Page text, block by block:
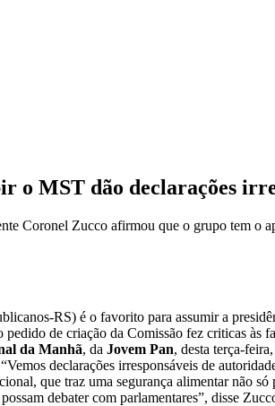
o MST dão declarações
Coronel Zucco afirmou que o grupo tem o
RS) é o favorito para assumir a
de criação da Comissão fez criticas às
da Manhã, da Jovem Pan, desta terça-
declarações irresponsáveis de
que traz uma segurança alimentar não
debater com parlamentares”, disse